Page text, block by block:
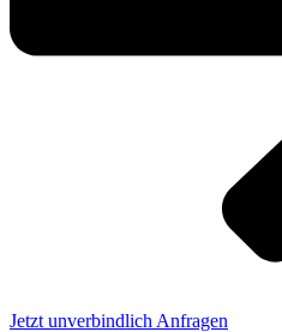
Jetzt unverbindlich Anfragen